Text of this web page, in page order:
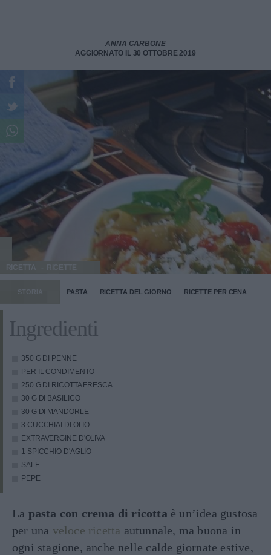
ANNA CARBONE
AGGIORNATO IL 30 OTTOBRE 2019
RICETTA
STORIA PASTA RICETTA DEL GIORNO RICETTE PER CENA
Ingredienti
350 G DI PENNE
PER IL CONDIMENTO
250 G DI RICOTTA FRESCA
30 G DI BASILICO
30 G DI MANDORLE
3 CUCCHIAI DI OLIO
EXTRAVERGINE D'OLIVA
1 SPICCHIO D'AGLIO
SALE
PEPE
La pasta con crema di ricotta è un’idea gustosa
per una veloce ricetta autunnale, ma buona in
ogni stagione, anche nelle calde giornate estive,